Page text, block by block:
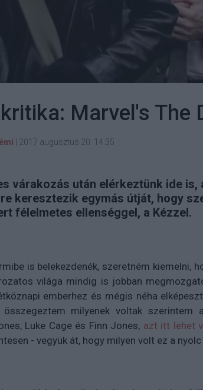
Marvel's The
2017 augusztus 20. 14:35
várakozás után elérkeztünk ide
keresztezik egymás útját, hogy
félelmetes ellenséggel, a Kézzel.
is belekezdenék, szeretném kiemelni,
világa mindig is jobban
emberhez és mégis néha
milyenek voltak szerintem
Luke Cage és Finn Jones, azt itt lehet
- vegyük át, hogy milyen volt ez a